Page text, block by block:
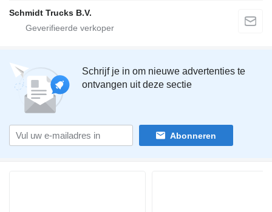
Schmidt Trucks B.V.
Schrijf je in om nieuwe advertenties te
ontvangen uit deze sectie
Abonneren